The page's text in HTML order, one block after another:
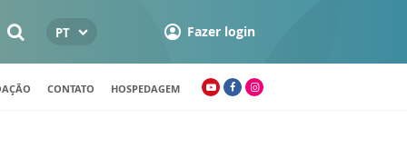
PT Fazer login
CONTATO HOSPEDAGEM